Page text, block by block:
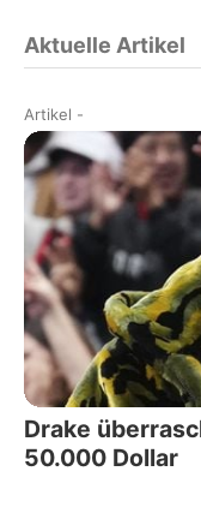
Aktuelle Artikel
Artikel -
Drake
50.000 Dollar